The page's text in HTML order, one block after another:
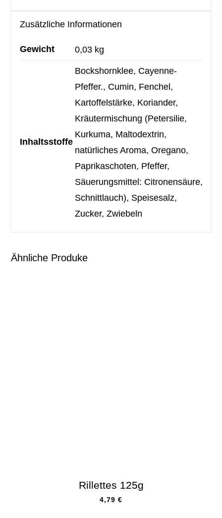
Zusätzliche Informationen
Gewicht 0,03 kg
Inhaltsstoffe
Bockshornklee, Cayenne-
Pfeffer., Cumin, Fenchel,
Kartoffelstärke, Koriander,
Kräutermischung (Petersilie,
Kurkuma, Maltodextrin,
natürliches Aroma, Oregano,
Paprikaschoten, Pfeffer,
Säuerungsmittel: Citronensäure,
Schnittlauch), Speisesalz,
Zucker, Zwiebeln
Ähnliche Produke
Rillettes 125g
4,79 €